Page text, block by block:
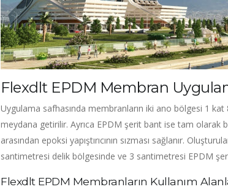
Flexdlt EPDM Membran
Uygulama safhasında membranların iki ano bölgesi 1 kat
meydana getirilir. Ayrıca EPDM şerit bant ise tam olarak
arasından epoksi yapıştırıcının sızması sağlanır.
santimetresi delik bölgesinde ve 3 santimetresi EPDM
Flexdlt EPDM Membranların Kullanım